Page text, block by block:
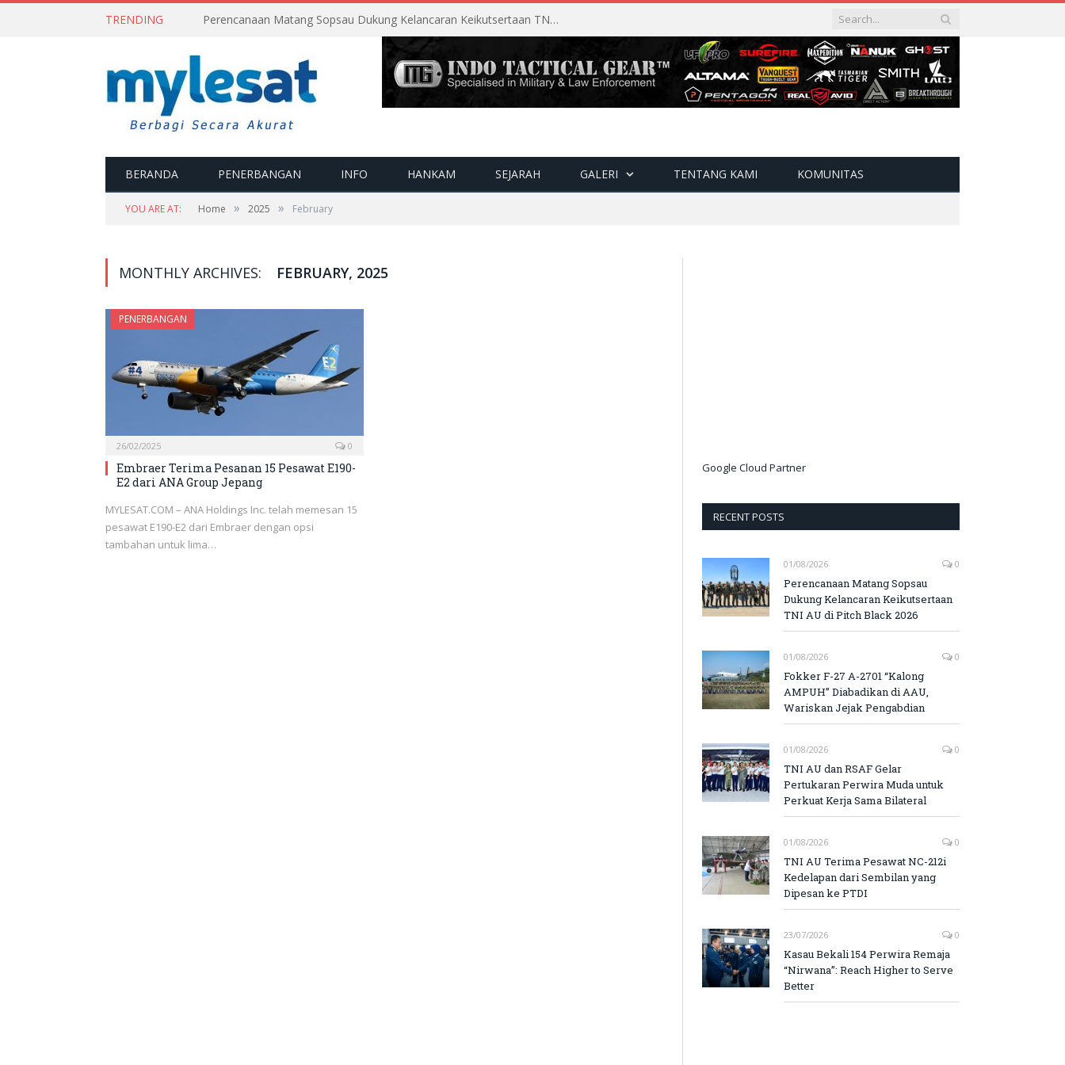
TRENDING Perencanaan Matang Sopsau Dukung Kelancaran Keikutsertaan TNI AU di Pitch Black 2026
BERANDA PENERBANGAN INFO HANKAM SEJARAH GALERI TENTANG KAMI KOMUNITAS
YOU ARE AT: Home » 2025 » February
MONTHLY ARCHIVES: FEBRUARY, 2025
PENERBANGAN
26/02/2025 0
Embraer Terima Pesanan 15 Pesawat E190-
E2 dari ANA Group Jepang
MYLESAT.COM – ANA Holdings Inc. telah memesan 15
pesawat E190-E2 dari Embraer dengan opsi
tambahan untuk lima…
Google Cloud Partner
RECENT POSTS
01/08/2026 0
Perencanaan Matang Sopsau
Dukung Kelancaran Keikutsertaan
TNI AU di Pitch Black 2026
01/08/2026 0
Fokker F-27 A-2701 “Kalong
AMPUH” Diabadikan di AAU,
Wariskan Jejak Pengabdian
01/08/2026 0
TNI AU dan RSAF Gelar
Pertukaran Perwira Muda untuk
Perkuat Kerja Sama Bilateral
01/08/2026 0
TNI AU Terima Pesawat NC-212i
Kedelapan dari Sembilan yang
Dipesan ke PTDI
23/07/2026 0
Kasau Bekali 154 Perwira Remaja
“Nirwana”: Reach Higher to Serve
Better